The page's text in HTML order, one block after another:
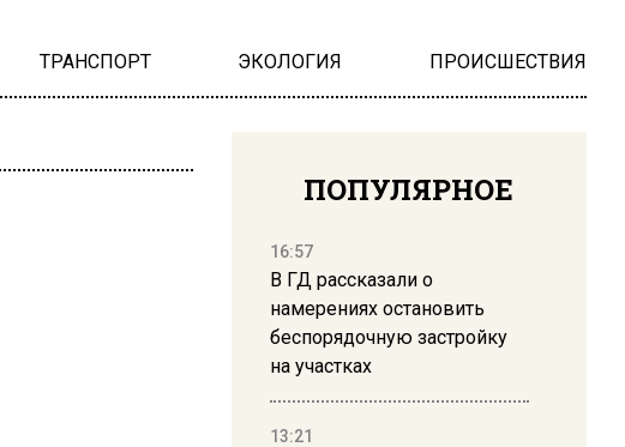
ТРАНСПОРТ ЭКОЛОГИЯ ПРОИСШЕСТВИЯ
ПОПУЛЯРНОЕ
16:57
В ГД рассказали о
намерениях остановить
беспорядочную застройку
на участках
13:21